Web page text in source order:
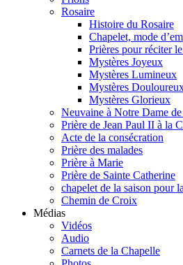
Rosaire
Histoire du Rosaire
Chapelet, mode
Prières pour réciter
Mystères Joyeux
Mystères Lumineux
Mystères
Mystères Glorieux
Neuvaine à Notre Dame
Prière de Jean Paul II à la
Acte de la consécration
Prière des malades
Prière à Marie
Prière de Sainte Catherine
chapelet de la saison pour
Chemin de Croix
Médias
Vidéos
Audio
Carnets de la Chapelle